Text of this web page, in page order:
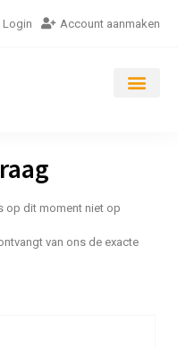
Login Account aanmaken
op dit moment niet op
van ons de exacte